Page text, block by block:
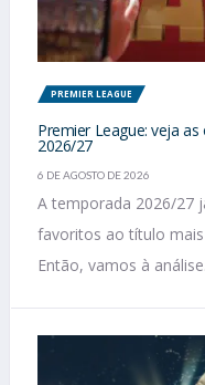
PREMIER LEAGUE
Premier League: veja
2026/27
6 DE AGOSTO DE 2026
A temporada 2026/27
favoritos ao título
Então, vamos à